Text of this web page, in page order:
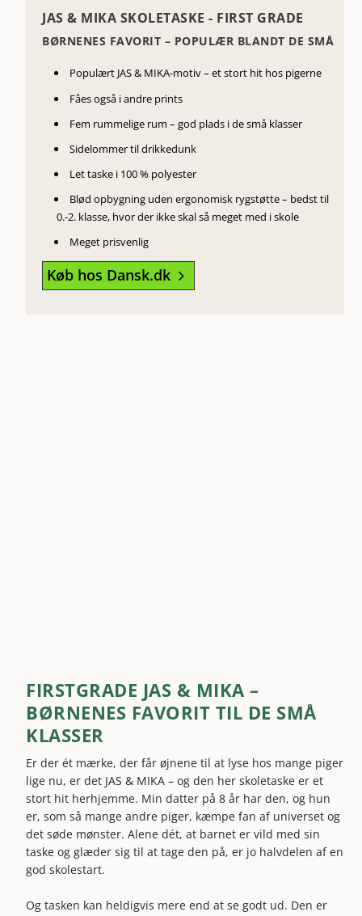
JAS & MIKA SKOLETASKE - FIRST GRADE
BØRNENES FAVORIT – POPULÆR BLANDT DE SMÅ
Populært JAS & MIKA-motiv – et stort hit hos pigerne
Fåes også i andre prints
Fem rummelige rum – god plads i de små klasser
Sidelommer til drikkedunk
Let taske i 100 % polyester
Blød opbygning uden ergonomisk rygstøtte – bedst til
0.-2. klasse, hvor der ikke skal så meget med i skole
Meget prisvenlig
Køb hos Dansk.dk 5
FIRSTGRADE JAS & MIKA –
BØRNENES FAVORIT TIL DE SMÅ
KLASSER
Er der ét mærke, der får øjnene til at lyse hos mange piger
lige nu, er det JAS & MIKA – og den her skoletaske er et
stort hit herhjemme. Min datter på 8 år har den, og hun
er, som så mange andre piger, kæmpe fan af universet og
det søde mønster. Alene dét, at barnet er vild med sin
taske og glæder sig til at tage den på, er jo halvdelen af en
god skolestart.
Og tasken kan heldigvis mere end at se godt ud. Den er